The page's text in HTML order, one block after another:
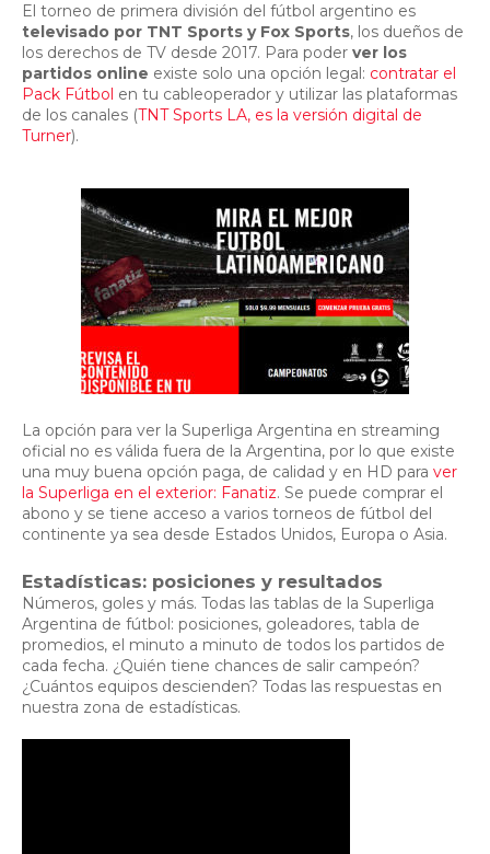
El torneo de primera división del fútbol argentino es
televisado por TNT Sports y Fox Sports, los dueños de
los derechos de TV desde 2017. Para poder ver los
partidos online existe solo una opción legal: contratar el
Pack Fútbol en tu cableoperador y utilizar las plataformas
de los canales (TNT Sports LA, es la versión digital de
Turner).
La opción para ver la Superliga Argentina en streaming
oficial no es válida fuera de la Argentina, por lo que existe
una muy buena opción paga, de calidad y en HD para ver
la Superliga en el exterior: Fanatiz. Se puede comprar el
abono y se tiene acceso a varios torneos de fútbol del
continente ya sea desde Estados Unidos, Europa o Asia.
Estadísticas: posiciones y resultados
Números, goles y más. Todas las tablas de la Superliga
Argentina de fútbol: posiciones, goleadores, tabla de
promedios, el minuto a minuto de todos los partidos de
cada fecha. ¿Quién tiene chances de salir campeón?
¿Cuántos equipos descienden? Todas las respuestas en
nuestra zona de estadísticas.